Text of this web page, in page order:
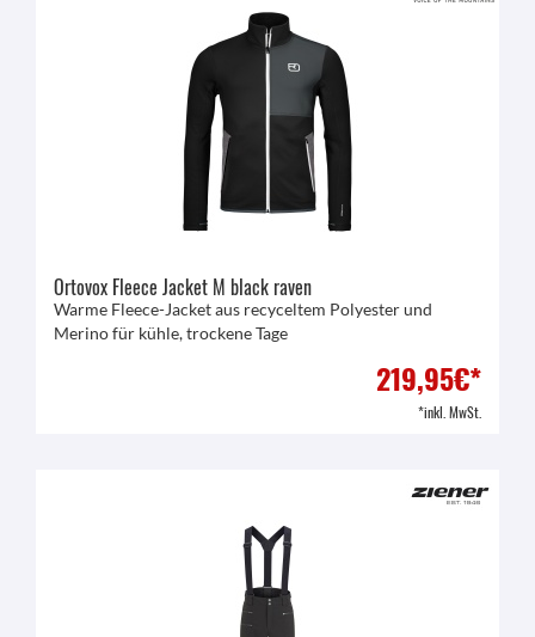
Ortovox Fleece Jacket M black raven
Warme Fleece-Jacket aus recyceltem Polyester und
Merino für kühle, trockene Tage
219,95€*
*inkl. MwSt.